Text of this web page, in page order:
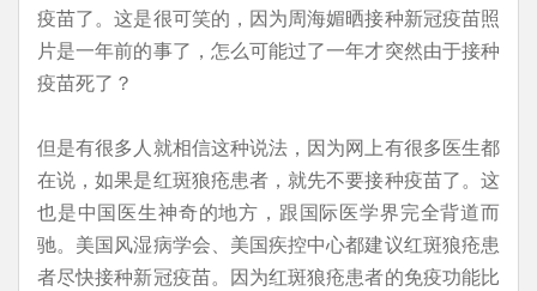
疫苗了。这是很可笑的，因为周海媚晒接种新冠疫苗照
片是一年前的事了，怎么可能过了一年才突然由于接种
疫苗死了？
但是有很多人就相信这种说法，因为网上有很多医生都
在说，如果是红斑狼疮患者，就先不要接种疫苗了。这
也是中国医生神奇的地方，跟国际医学界完全背道而
驰。美国风湿病学会、美国疾控中心都建议红斑狼疮患
者尽快接种新冠疫苗。因为红斑狼疮患者的免疫功能比